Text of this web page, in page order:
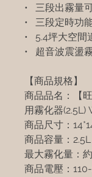
• 三段出霧量
• 三段定時功
• 5.4坪大空間
• 超音波震盪
【商品規格】
商品品名：【
用霧化器(2.5L)
商品尺寸：
商品容量： 2.5L
最大霧化量：約
商品電壓：